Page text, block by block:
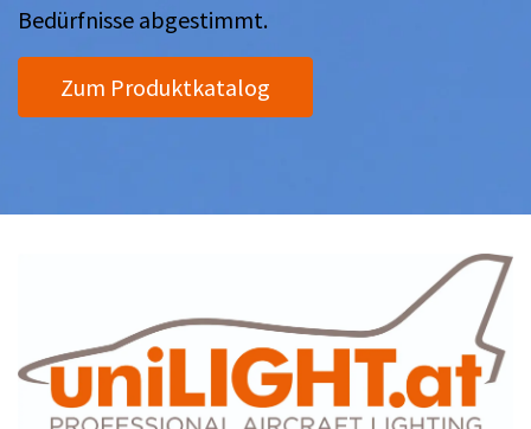
Bedürfnisse abgestimmt.
Zum Produktkatalog